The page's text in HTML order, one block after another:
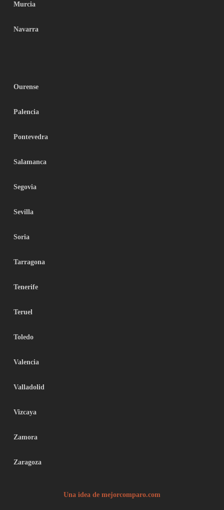
Murcia
Navarra
Ourense
Palencia
Pontevedra
Salamanca
Segovia
Sevilla
Soria
Tarragona
Tenerife
Teruel
Toledo
Valencia
Valladolid
Vizcaya
Zamora
Zaragoza
Una idea de mejorcomparo.com